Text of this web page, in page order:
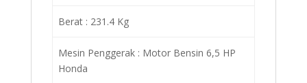
Berat : 231.4 Kg
Mesin Penggerak : Motor Bensin 6,5 HP
Honda